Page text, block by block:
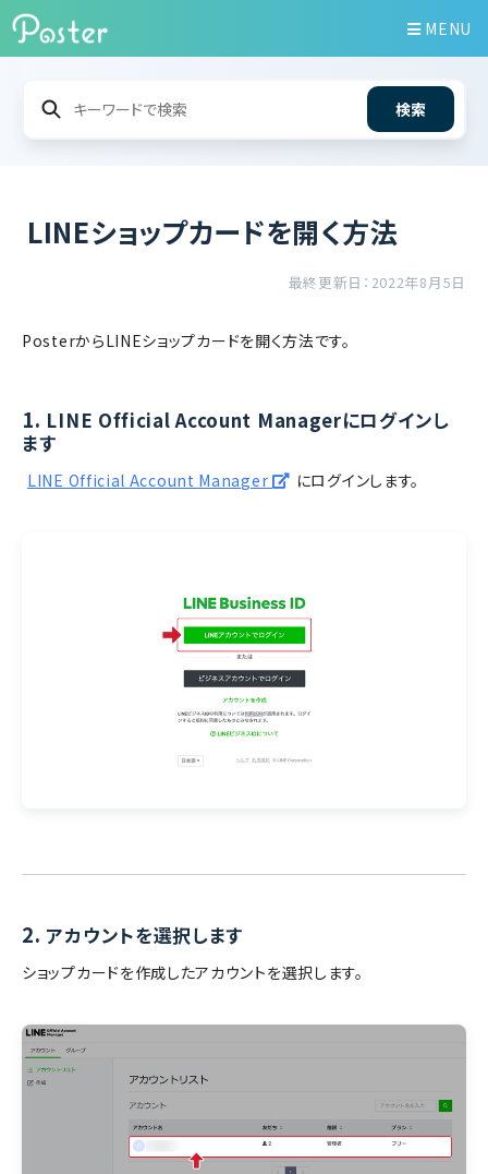
MENU
検索
LINEショップカードを開く方法
最終更新日：2022年8月5日
PosterからLINEショップカードを開く方法です。
1. LINE Official Account Managerにログインし
ます
LINE Official Account Manager にログインします。
2. アカウントを選択します
ショップカードを作成したアカウントを選択します。